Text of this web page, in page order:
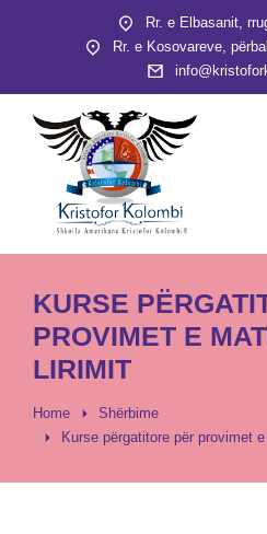
Rr. e Elbasanit,
Rr. e Kosovareve,
KURSE
PROVIMET E
LIRIMIT
You are here:
Home
Shërbime
Kurse përgatitore për provimet